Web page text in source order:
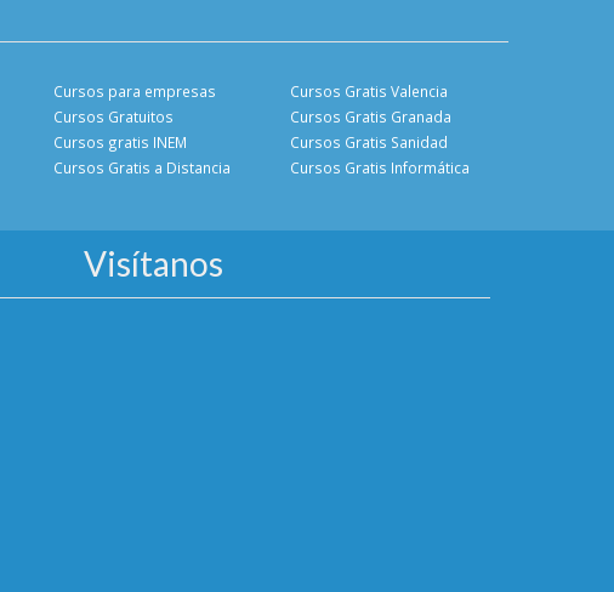
Cursos para empresas
Cursos Gratuitos
Cursos gratis INEM
Cursos Gratis a Distancia
Cursos Gratis Valencia
Cursos Gratis Granada
Cursos Gratis Sanidad
Cursos Gratis Informática
Visítanos